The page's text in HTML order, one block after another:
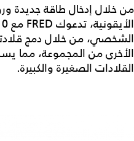
من خلال إدخال طاقة جديدة
الشخصي، من خلال دمج
الأخرى من المجموعة، مما
القلادات الصغيرة والكبيرة.